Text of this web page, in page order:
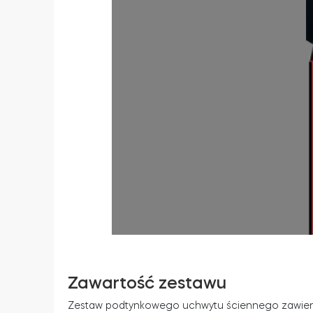
Zawartość zestawu
Zestaw podtynkowego uchwytu ściennego